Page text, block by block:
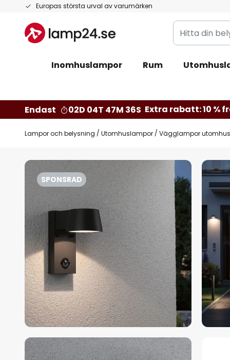
Europas största urval av varumärken
Hoppa
innehållet
Hitta
din
Inomhuslampor Rum
Endast
02D 04T 47M 35S Extra rabatt: 10 %
Lampor och belysning Utomhuslampor Vägglampor utomhus
SPONSRAD
Hoppa
till
slutet
av
bildgalleriet